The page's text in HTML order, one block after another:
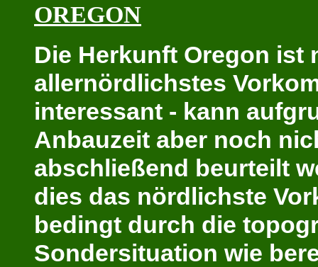
OREGON
Die Herkunft Oregon ist
allernördlichstes
interessant - kann
Anbauzeit aber noch
abschließend beurteilt
dies das nördlichste
bedingt durch die
Sondersituation wie